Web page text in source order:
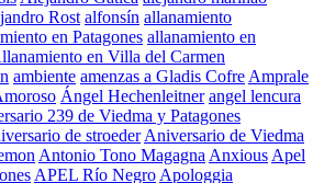
Rost alfonsín allanamiento
en Patagones allanamiento en
en Villa del Carmen
ambiente amenzas a Gladis Cofre Amprale
Ángel Hechenleitner angel lencura
239 de Viedma y Patagones
de stroeder Aniversario de Viedma
Antonio Tono Magagna Anxious Apel
APEL Río Negro Apologgia